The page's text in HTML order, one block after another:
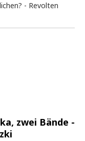
- Revolten
zwei Bände -